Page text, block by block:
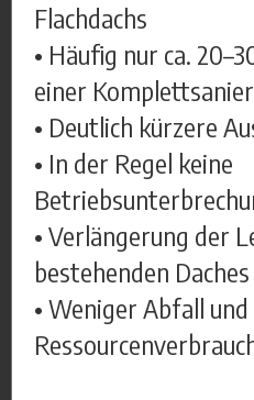
Flachdachs
• Häufig nur ca.
einer
• Deutlich kürzere
• In der Regel keine
• Verlängerung der
bestehenden Daches
• Weniger Abfall